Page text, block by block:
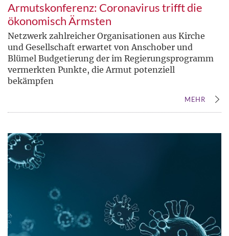
Armutskonferenz: Coronavirus trifft die
ökonomisch Ärmsten
Netzwerk zahlreicher Organisationen aus Kirche
und Gesellschaft erwartet von Anschober und
Blümel Budgetierung der im Regierungsprogramm
vermerkten Punkte, die Armut potenziell
bekämpfen
MEHR